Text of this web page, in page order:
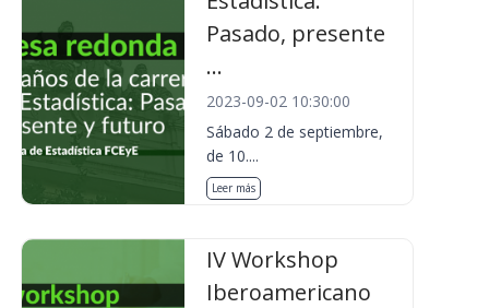
Pasado, presente
...
2023-09-02 10:30:00
Sábado 2 de septiembre,
de 10....
Leer más
IV Workshop
Iberoamericano